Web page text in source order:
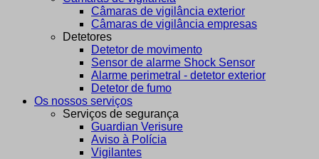
Câmaras de vigilância exterior
Câmaras de vigilância empresas
Detetores
Detetor de movimento
Sensor de alarme Shock Sensor
Alarme perimetral - detetor exterior
Detetor de fumo
Os nossos serviços
Serviços de segurança
Guardian Verisure
Aviso à Polícia
Vigilantes